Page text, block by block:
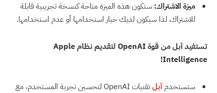
ميزة الاشتراك: ستكون هذه الميزة متاحة كنسخة تجريبية قابلة
للاشتراك، لذا سيكون لديك خيار استخدامها أو عدم استخدامها.
تستفيد آبل من قوة OpenAI لتقديم نظام Apple
Intelligence!
ستستخدمآبل
تقنيات OpenAI لتحسين تجربة المستخدم، مع